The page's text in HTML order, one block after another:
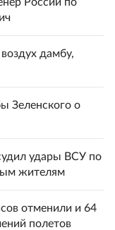
дамбу,
Зеленского о
удары ВСУ по
жителям
отменили и 64
полетов